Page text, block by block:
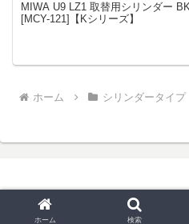
MIWA U9 LZ1 取替用シリンダー
[MCY-121]【Kシリーズ】
ホーム シリンダータイプ
© 2025 鍵と錠
ホーム 検索